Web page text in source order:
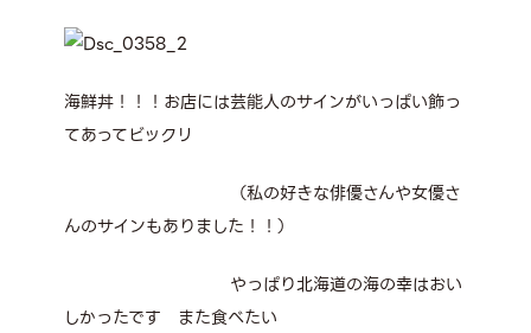
海鮮丼！！！お店には芸能人のサインがいっぱい飾っ
てあってビックリ
（私の好きな俳優さんや女優さ
んのサインもありました！！）
やっぱり北海道の海の幸はおい
しかったです また食べたい